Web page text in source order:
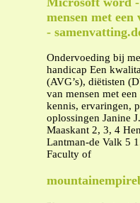
mensen met
-
Ondervoeding bij
handicap Een
(AVG’s), diëtisten
van mensen met
kennis, ervaringen,
oplossingen Janine
Maaskant 2, 3, 4
Lantman-de Valk 5
Faculty of